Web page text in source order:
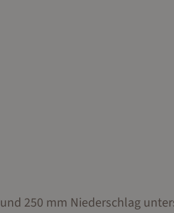
250 mm Niederschlag